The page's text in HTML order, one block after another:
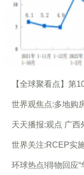
【全球聚看点】第
世界观焦点:多地购
天天播报:观点 广西
世界关注:RCEP实
环球热点!得物回应